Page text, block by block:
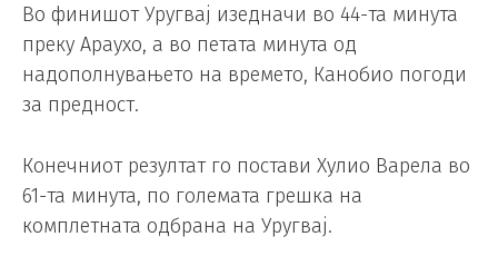
Во финишот Уругвај изедначи во 44-та минута
преку Араухо, а во петата минута од
надополнувањето на времето, Канобио погоди
за предност.
Конечниот резултат го постави Хулио Варела во
61-та минута, по големата грешка на
комплетната одбрана на Уругвај.